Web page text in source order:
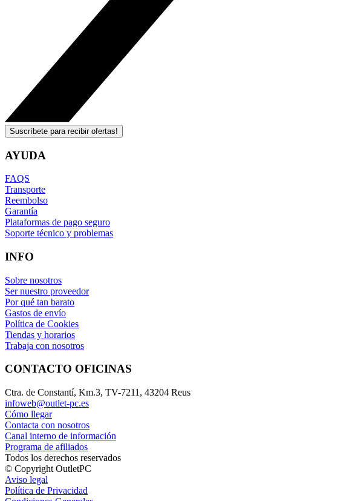
Suscríbete para recibir ofertas!
AYUDA
FAQS
Transporte
Reembolso
Garantía
Plataformas de pago seguro
Soporte técnico y problemas
INFO
Sobre nosotros
Ser nuestro proveedor
Por qué tan barato
Gastos de envío
Política de Cookies
Tiendas y horarios
Trabaja con nosotros
CONTACTO OFICINAS
Ctra. de Constantí, Km.3, TV-7211, 43204 Reus
infoweb@outlet-pc.es
Cómo llegar
Contacta con nosotros
Canal interno de información
Programa de afiliados
Todos los derechos reservados
© Copyright OutletPC
Aviso legal
Política de Privacidad